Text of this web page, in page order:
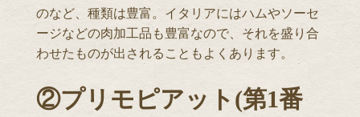
のなど、種類は豊富。イタリアにはハムやソーセ
ージなどの肉加工品も豊富なので、それを盛り合
わせたものが出されることもよくあります。
②プリモピアット(第1番